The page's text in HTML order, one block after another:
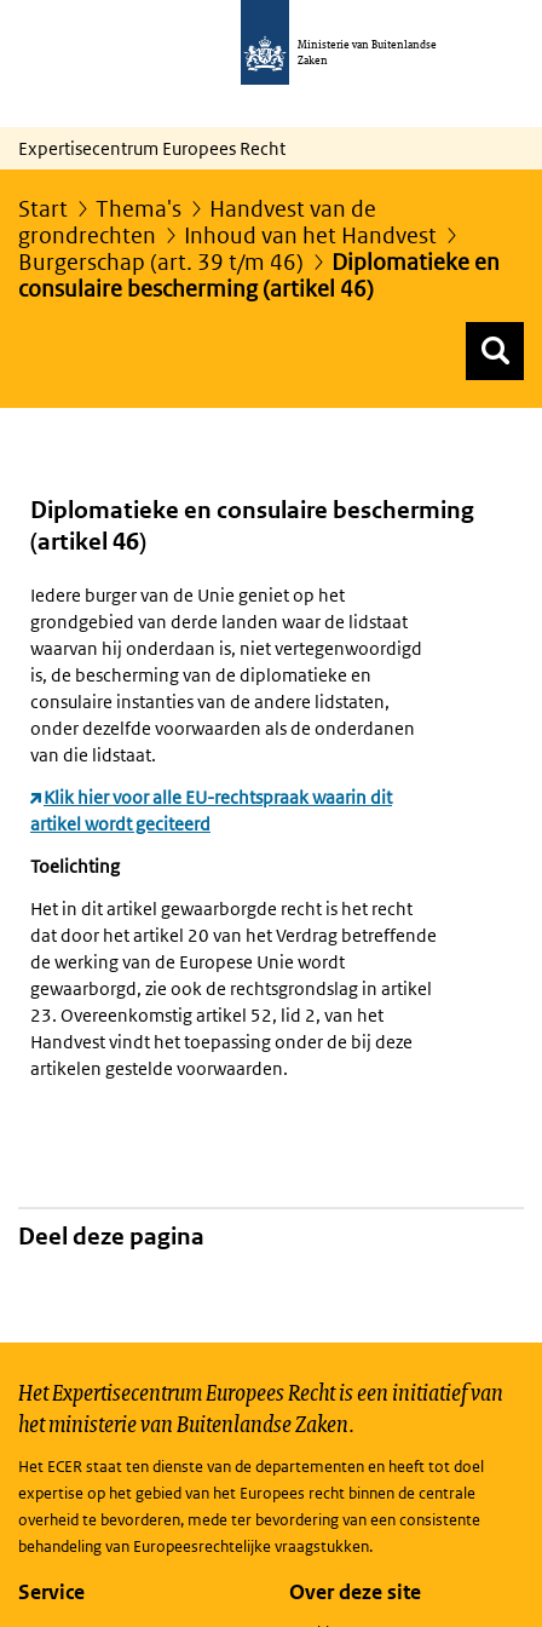
Ministerie van Buitenlandse
Zaken
Expertisecentrum Europees Recht
Start Thema's
Handvest van de
grondrechten
Inhoud van het Handvest
Burgerschap (art. 39 t/m 46)
Diplomatieke en
consulaire bescherming (artikel 46)
Diplomatieke en consulaire bescherming
(artikel 46)
Iedere burger van de Unie geniet op het
grondgebied van derde landen waar de lidstaat
waarvan hij onderdaan is, niet vertegenwoordigd
is, de bescherming van de diplomatieke en
consulaire instanties van de andere lidstaten,
onder dezelfde voorwaarden als de onderdanen
van die lidstaat.
Klik hier voor alle EU-rechtspraak waarin dit
artikel wordt geciteerd
Toelichting
Het in dit artikel gewaarborgde recht is het recht
dat door het artikel 20 van het Verdrag betreffende
de werking van de Europese Unie wordt
gewaarborgd, zie ook de rechtsgrondslag in artikel
23. Overeenkomstig artikel 52, lid 2, van het
Handvest vindt het toepassing onder de bij deze
artikelen gestelde voorwaarden.
Deel deze pagina
Het Expertisecentrum Europees Recht is een initiatief van
het ministerie van Buitenlandse Zaken.
Het ECER staat ten dienste van de departementen en heeft tot doel
expertise op het gebied van het Europees recht binnen de centrale
overheid te bevorderen, mede ter bevordering van een consistente
behandeling van Europeesrechtelijke vraagstukken.
Service Over deze site